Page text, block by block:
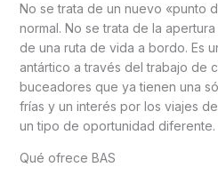
No se trata de un nuevo «punto
normal. No se trata de la
de una ruta de vida a bordo. Es
antártico a través del trabajo de
buceadores que ya tienen una
frías y un interés por los viajes
un tipo de oportunidad diferente.
Qué ofrece BAS